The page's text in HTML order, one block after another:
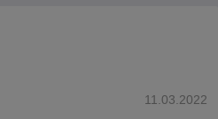
11.03.2022